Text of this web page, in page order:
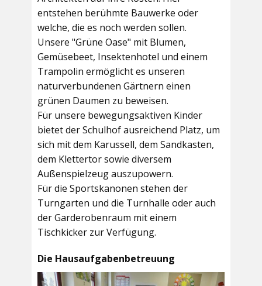
entstehen berühmte Bauwerke oder
welche, die es noch werden sollen.
Unsere "Grüne Oase" mit Blumen,
Gemüsebeet, Insektenhotel und einem
Trampolin ermöglicht es unseren
naturverbundenen Gärtnern einen
grünen Daumen zu beweisen.
Für unsere bewegungsaktiven Kinder
bietet derSchulhofausreichend Platz, um
sich mit dem Karussell, dem Sandkasten,
dem Klettertor sowie diversem
Außenspielzeug auszupowern.
Für die Sportskanonen stehen der
Turngarten und die Turnhalle oder auch
derGarderobenraum mit einem
Tischkicker zur Verfügung.
Die Hausaufgabenbetreuung